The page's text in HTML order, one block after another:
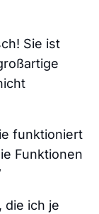
Sie ist
funktioniert
Funktionen
die ich je